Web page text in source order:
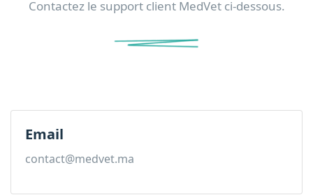
Contactez le support client MedVet ci-dessous.
Email
contact@medvet.ma